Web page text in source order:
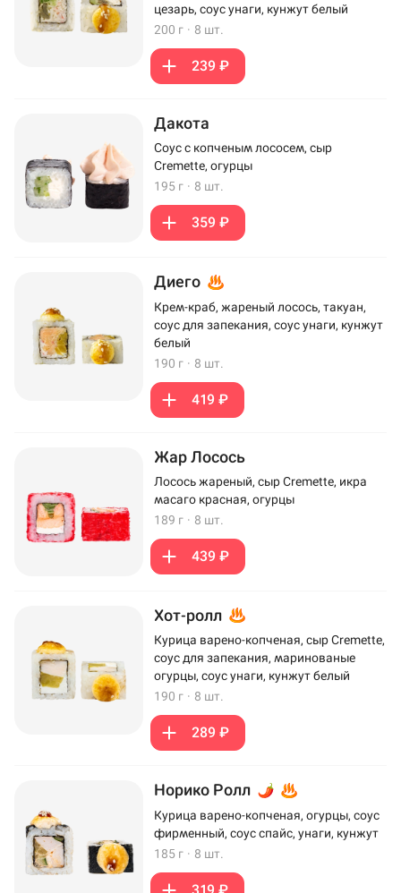
цезарь, соус унаги, кунжут белый
200 г · 8 шт.
239 ₽
Дакота
Соус с копченым лососем, сыр
Cremette, огурцы
195 г · 8 шт.
359 ₽
Диего
Крем-краб, жареный лосось, такуан,
соус для запекания, соус унаги, кунжут
белый
190 г · 8 шт.
419 ₽
Жар Лосось
Лосось жареный, сыр Cremette, икра
масаго красная, огурцы
189 г · 8 шт.
439 ₽
Хот-ролл
Курица варено-копченая, сыр Cremette,
соус для запекания, маринованые
огурцы, соус унаги, кунжут белый
190 г · 8 шт.
289 ₽
Норико Ролл
Курица варено-копченая, огурцы, соус
фирменный, соус спайс, унаги, кунжут
185 г · 8 шт.